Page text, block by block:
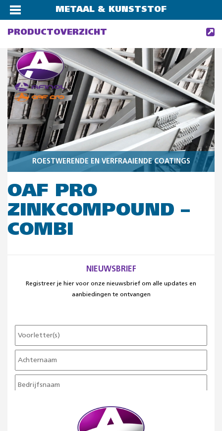
METAAL & KUNSTSTOF
PRODUCTOVERZICHT
ROESTWERENDE EN VERFRAAIENDE COATINGS
OAF PRO
ZINKCOMPOUND –
COMBI
NIEUWSBRIEF
Registreer je hier voor onze nieuwsbrief om alle updates en
aanbiedingen te ontvangen